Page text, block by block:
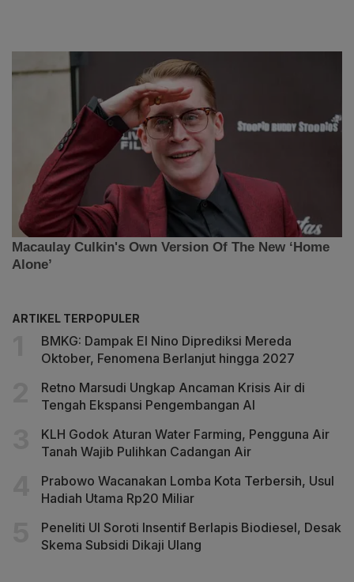
ARTIKEL TERPOPULER
BMKG: Dampak El Nino Diprediksi Mereda
Oktober, Fenomena Berlanjut hingga 2027
Retno Marsudi Ungkap Ancaman Krisis Air di
Tengah Ekspansi Pengembangan AI
KLH Godok Aturan Water Farming, Pengguna Air
Tanah Wajib Pulihkan Cadangan Air
Prabowo Wacanakan Lomba Kota Terbersih, Usul
Hadiah Utama Rp20 Miliar
Peneliti UI Soroti Insentif Berlapis Biodiesel, Desak
Skema Subsidi Dikaji Ulang